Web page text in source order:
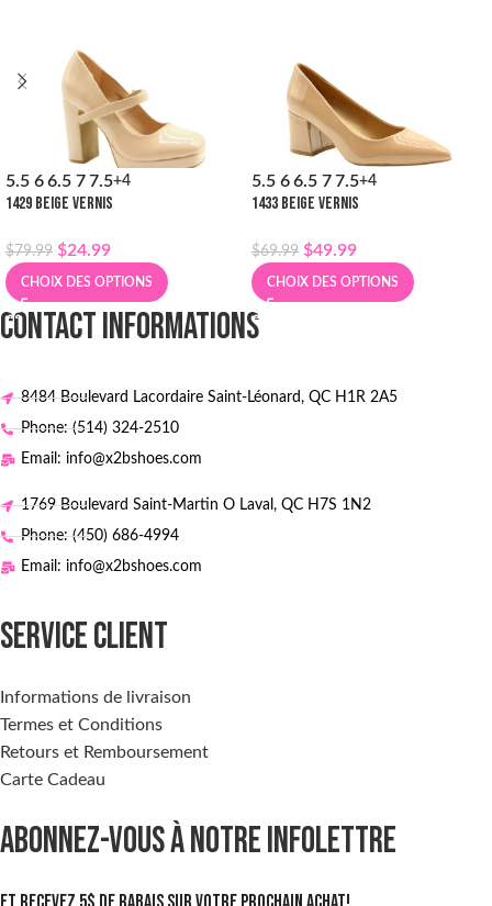
5.5 6 6.5 7 7.5+4
1429 BEIGE VERNIS
$79.99 $24.99
CHOIX DES OPTIONS
5.5 6 6.5 7 7.5+4
1433 BEIGE VERNIS
$69.99 $49.99
CHOIX DES OPTIONS
CONTACT INFORMATIONS
8484 Boulevard Lacordaire Saint-Léonard, QC H1R 2A5
Phone: (514) 324-2510
Email: info@x2bshoes.com
1769 Boulevard Saint-Martin O Laval, QC H7S 1N2
Phone: (450) 686-4994
Email: info@x2bshoes.com
SERVICE CLIENT
Informations de livraison
Termes et Conditions
Retours et Remboursement
Carte Cadeau
ABONNEZ-VOUS À NOTRE INFOLETTRE